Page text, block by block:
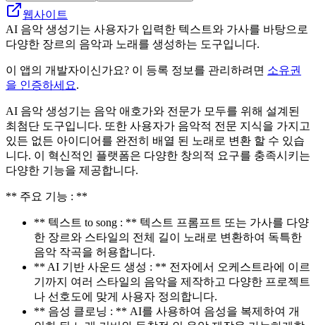
웹사이트
AI 음악 생성기는 사용자가 입력한 텍스트와 가사를 바탕으로
다양한 장르의 음악과 노래를 생성하는 도구입니다.
이 앱의 개발자이신가요? 이 등록 정보를 관리하려면 소유권
을 인증하세요.
AI 음악 생성기는 음악 애호가와 전문가 모두를 위해 설계된
최첨단 도구입니다. 또한 사용자가 음악적 전문 지식을 가지고
있든 없든 아이디어를 완전히 배열 된 노래로 변환 할 수 있습
니다. 이 혁신적인 플랫폼은 다양한 창의적 요구를 충족시키는
다양한 기능을 제공합니다.
** 주요 기능 : **
** 텍스트 to song : ** 텍스트 프롬프트 또는 가사를 다양
한 장르와 스타일의 전체 길이 노래로 변환하여 독특한
음악 작곡을 허용합니다.
** AI 기반 사운드 생성 : ** 전자에서 오케스트라에 이르
기까지 여러 스타일의 음악을 제작하고 다양한 프로젝트
나 선호도에 맞게 사용자 정의합니다.
** 음성 클로닝 : ** AI를 사용하여 음성을 복제하여 개